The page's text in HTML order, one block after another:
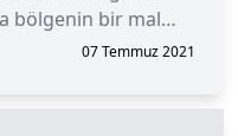
bölgenin bir mal
düşük maliyetle
07 Temmuz 2021